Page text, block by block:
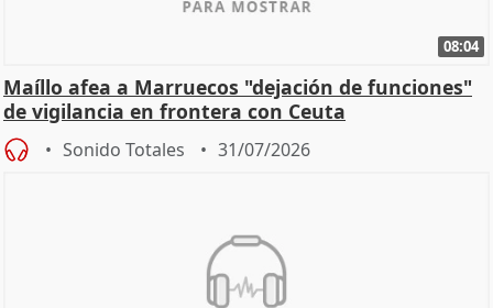
08:04
Maíllo afea a Marruecos "dejación de funciones"
de vigilancia en frontera con Ceuta
Sonido Totales 31/07/2026